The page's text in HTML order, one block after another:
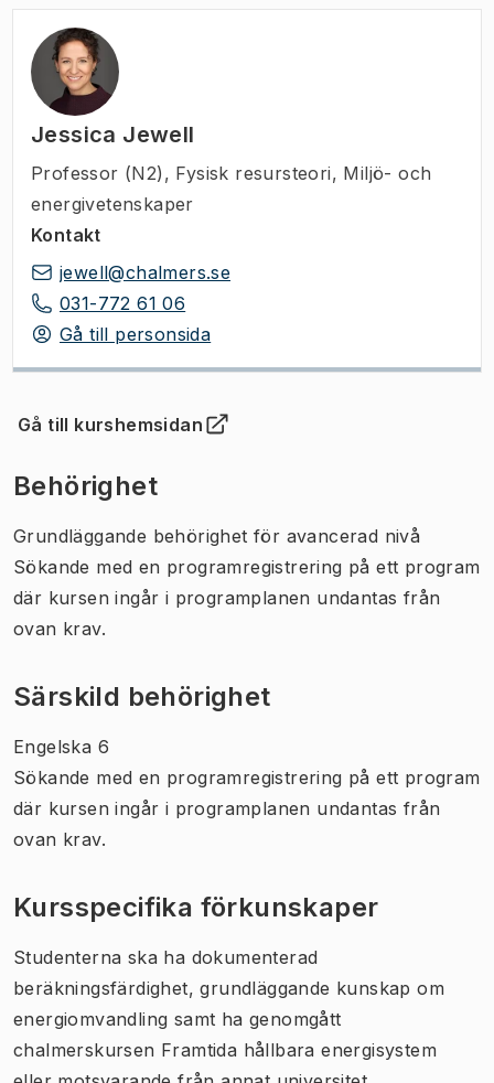
Jessica Jewell
Professor (N2) , Fysisk resursteori, Miljö- och
energivetenskaper
Kontakt
jewell@chalmers.se
031-772 61 06
Gå till personsida
Gå till kurshemsidan
(Öppnas i ny flik)
Behörighet
Grundläggande behörighet för avancerad nivå
Sökande med en programregistrering på ett program
där kursen ingår i programplanen undantas från
ovan krav.
Särskild behörighet
Engelska 6
Sökande med en programregistrering på ett program
där kursen ingår i programplanen undantas från
ovan krav.
Kursspecifika förkunskaper
Studenterna ska ha dokumenterad
beräkningsfärdighet, grundläggande kunskap om
energiomvandling samt ha genomgått
chalmerskursen Framtida hållbara energisystem